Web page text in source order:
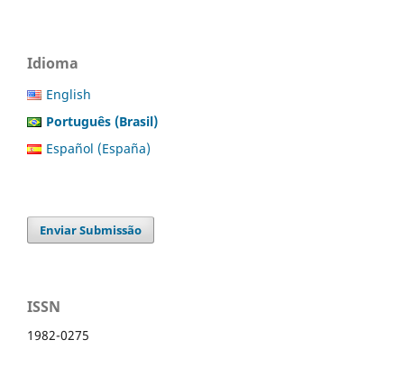
Idioma
English
Português (Brasil)
Español (España)
Enviar Submissão
ISSN
1982-0275